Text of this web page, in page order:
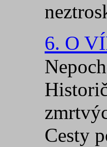
6. O
Cesty